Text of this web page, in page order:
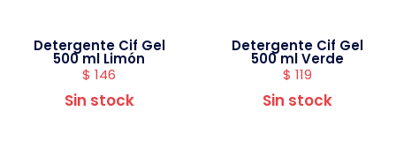
Detergente Cif Gel
500 ml Limón
$ 146
Sin stock
Detergente Cif Gel
500 ml Verde
$ 119
Sin stock